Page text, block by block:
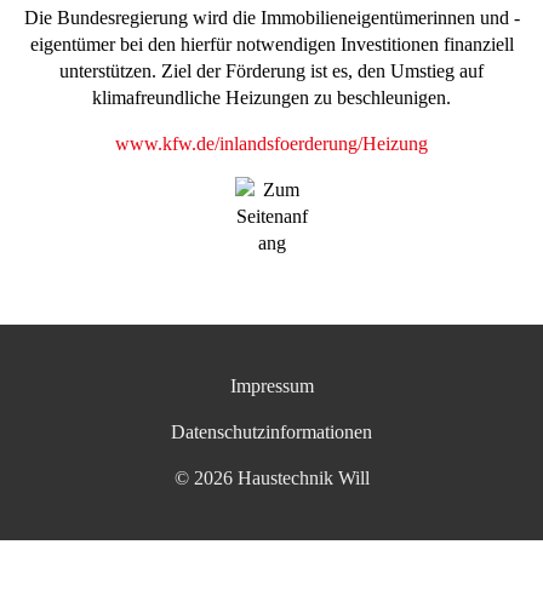
Die Bundesregierung wird die Immobilieneigentümerinnen und -
eigentümer bei den hierfür notwendigen Investitionen finanziell
unterstützen. Ziel der Förderung ist es, den Umstieg auf
klimafreundliche Heizungen zu beschleunigen.
www.kfw.de/inlandsfoerderung/Heizung
Impressum
Datenschutzinformationen
© 2026 Haustechnik Will